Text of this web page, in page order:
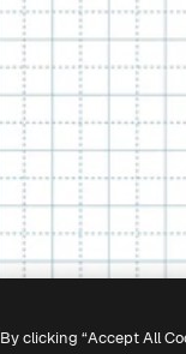
By clicking “Accept All